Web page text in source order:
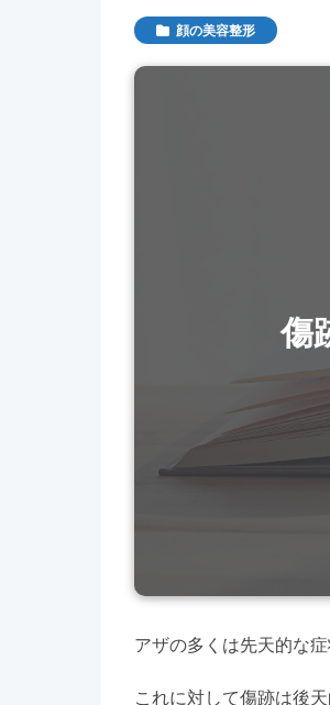
顔の美容整形
傷
アザの多くは先天的な
これに対して傷跡は後